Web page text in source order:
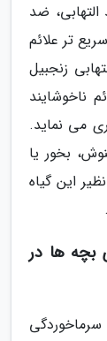
ضد
تر علائم
زنجبیل
ناخوشایند
می نماید.
بخور یا
این گیاه
بچه ها در
سرماخوردگی